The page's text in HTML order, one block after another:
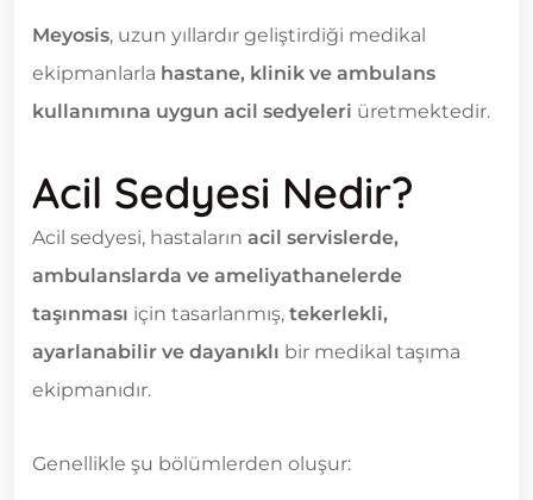
Meyosis, uzun yıllardır geliştirdiği medikal
ekipmanlarla hastane, klinik ve ambulans
kullanımına uygun acil sedyeleri üretmektedir.
Acil Sedyesi Nedir?
Acil sedyesi, hastaların acil servislerde,
ambulanslarda ve ameliyathanelerde
taşınması için tasarlanmış, tekerlekli,
ayarlanabilir ve dayanıklı bir medikal taşıma
ekipmanıdır.
Genellikle şu bölümlerden oluşur: